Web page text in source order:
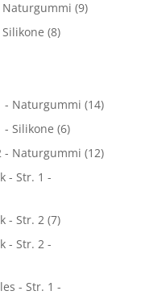
Naturgummi (9)
(8)
- Naturgummi (14)
- Silikone (6)
- Naturgummi (12)
- Str. 1 -
- Str. 2 (7)
- Str. 2 -
- Str. 1 -